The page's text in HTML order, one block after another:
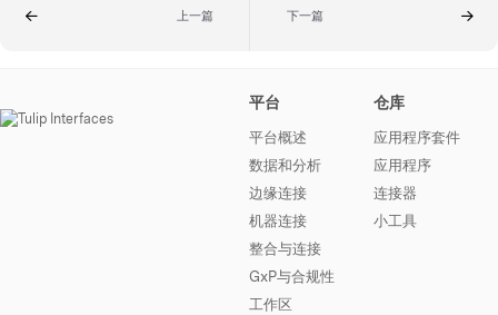
上一篇 下一篇
平台
平台概述
数据和分析
边缘连接
机器连接
整合与连接
GxP与合规性
工作区
仓库
应用程序套件
应用程序
连接器
小工具